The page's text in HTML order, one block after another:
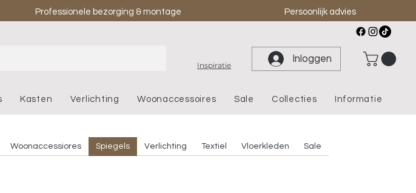
Professionele bezorging & montage Persoonlijk advies
Inspiratie
Inloggen
Kasten Verlichting Woonaccessoires Sale Collecties Informatie
Woonaccessiores Spiegels Verlichting Textiel Vloerkleden Sale